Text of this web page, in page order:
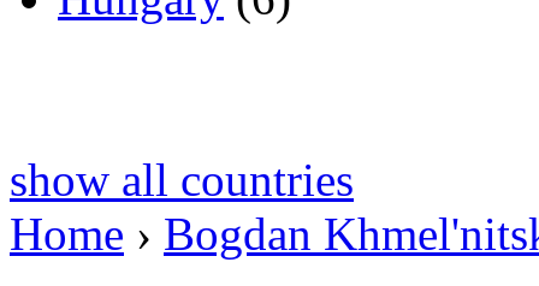
show all countries
Home › Bogdan